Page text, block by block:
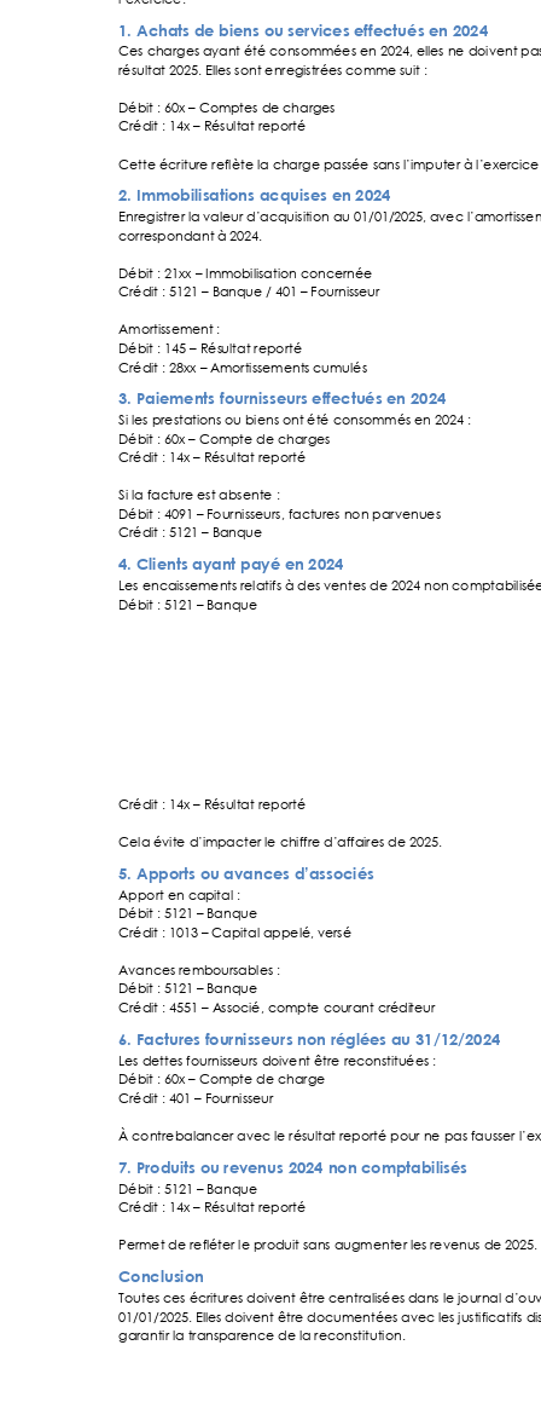
1. Achats de biens ou services effectués en 2024
Ces charges ayant été consommées en 2024, elles ne doivent
résultat 2025. Elles sont enregistrées comme suit :
Débit : 60x – Comptes de charges
Crédit : 14x – Résultat reporté
Cette écriture reflète la charge passée sans l’imputer à l’exercice
2. Immobilisations acquises en 2024
Enregistrer la valeur d’acquisition au 01/01/2025, avec
correspondant à 2024.
Débit : 21xx – Immobilisation concernée
Crédit : 5121 – Banque / 401 – Fournisseur
Amortissement :
Débit : 145 – Résultat reporté
Crédit : 28xx – Amortissements cumulés
3. Paiements fournisseurs effectués en 2024
Si les prestations ou biens ont été consommés en 2024 :
Débit : 60x – Compte de charges
Crédit : 14x – Résultat reporté
Si la facture est absente :
Débit : 4091 – Fournisseurs, factures non parvenues
Crédit : 5121 – Banque
4. Clients ayant payé en 2024
Les encaissements relatifs à des ventes de 2024 non
Débit : 5121 – Banque
Crédit : 14x – Résultat reporté
Cela évite d’impacter le chiffre d’affaires de 2025.
5. Apports ou avances d’associés
Apport en capital :
Débit : 5121 – Banque
Crédit : 1013 – Capital appelé, versé
Avances remboursables :
Débit : 5121 – Banque
Crédit : 4551 – Associé, compte courant créditeur
6. Factures fournisseurs non réglées au 31/12/2024
Les dettes fournisseurs doivent être reconstituées :
Débit : 60x – Compte de charge
Crédit : 401 – Fournisseur
À contrebalancer avec le résultat reporté pour ne pas fausser l’ex
7. Produits ou revenus 2024 non comptabilisés
Débit : 5121 – Banque
Crédit : 14x – Résultat reporté
Permet de refléter le produit sans augmenter les revenus de 2025.
Conclusion
Toutes ces écritures doivent être centralisées dans le journal
01/01/2025. Elles doivent être documentées avec les justificatifs
garantir la transparence de la reconstitution.